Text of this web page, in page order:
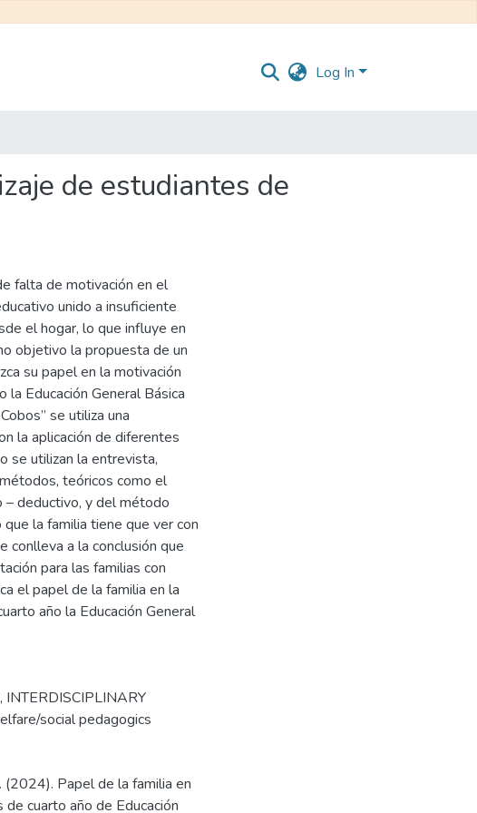
Log In
de estudiantes de
falta de motivación en el
unido a insuficiente
el hogar, lo que influye en
objetivo la propuesta de un
su papel en la motivación
Educación General Básica
se utiliza una
la aplicación de diferentes
se utilizan la entrevista,
teóricos como el
– deductivo, y del método
la familia tiene que ver con
conlleva a la conclusión que
para las familias con
el papel de la familia en la
año la Educación General
, INTERDISCIPLINARY
social pedagogics
(2024). Papel de la familia en
cuarto año de Educación